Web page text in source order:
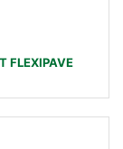
FLEXIPAVE